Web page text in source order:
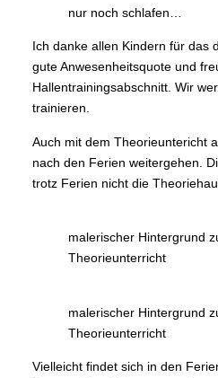
nur noch schlafen…
Ich danke allen Kindern für das
gute Anwesenheitsquote und
Hallentrainingsabschnitt. Wir
trainieren.
Auch mit dem Theorieuntericht
nach den Ferien weitergehen.
trotz Ferien nicht die
malerischer Hintergrund
Theorieunterricht
malerischer Hintergrund
Theorieunterricht
Vielleicht findet sich in den